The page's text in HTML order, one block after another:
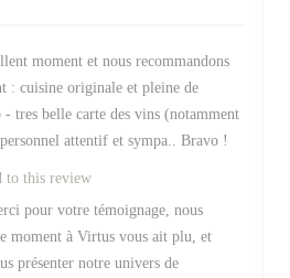
moment et nous recommandons
: cuisine originale et pleine de
- tres belle carte des vins (notamment
attentif et sympa.. Bravo !
to this review
pour votre témoignage, nous
moment à Virtus vous ait plu, et
présenter notre univers de